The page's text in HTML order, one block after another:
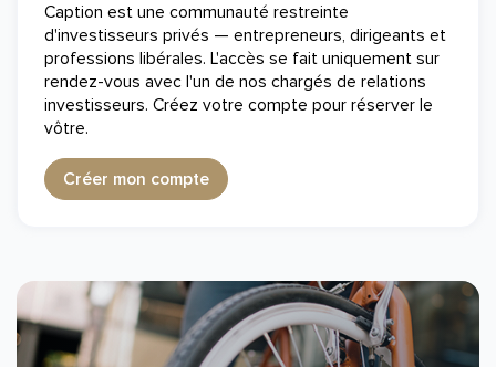
Caption est une communauté restreinte
d'investisseurs privés — entrepreneurs, dirigeants et
professions libérales. L'accès se fait uniquement sur
rendez-vous avec l'un de nos chargés de relations
investisseurs. Créez votre compte pour réserver le
vôtre.
Créer mon compte